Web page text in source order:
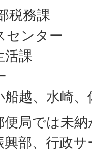
税務課
センター
活課
船越、水崎
局では未
興部、行政